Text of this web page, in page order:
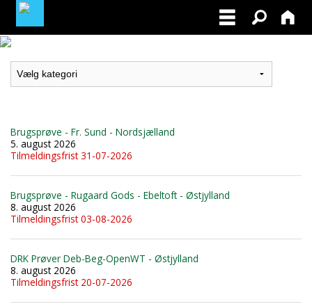
LOGIN / PROFIL
Brugsprøve - Fr. Sund - Nordsjælland
5. august 2026
Tilmeldingsfrist 31-07-2026
Brugsprøve - Rugaard Gods - Ebeltoft - Østjylland
8. august 2026
Tilmeldingsfrist 03-08-2026
DRK Prøver Deb-Beg-OpenWT - Østjylland
8. august 2026
Tilmeldingsfrist 20-07-2026